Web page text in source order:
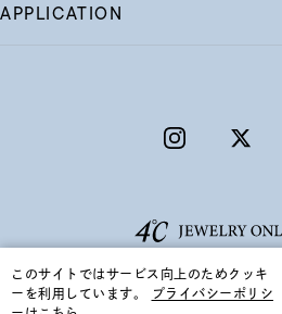
APPLICATION
このサイトではサービス向上のためクッキ
ーを利用しています。
プライバシーポリシ